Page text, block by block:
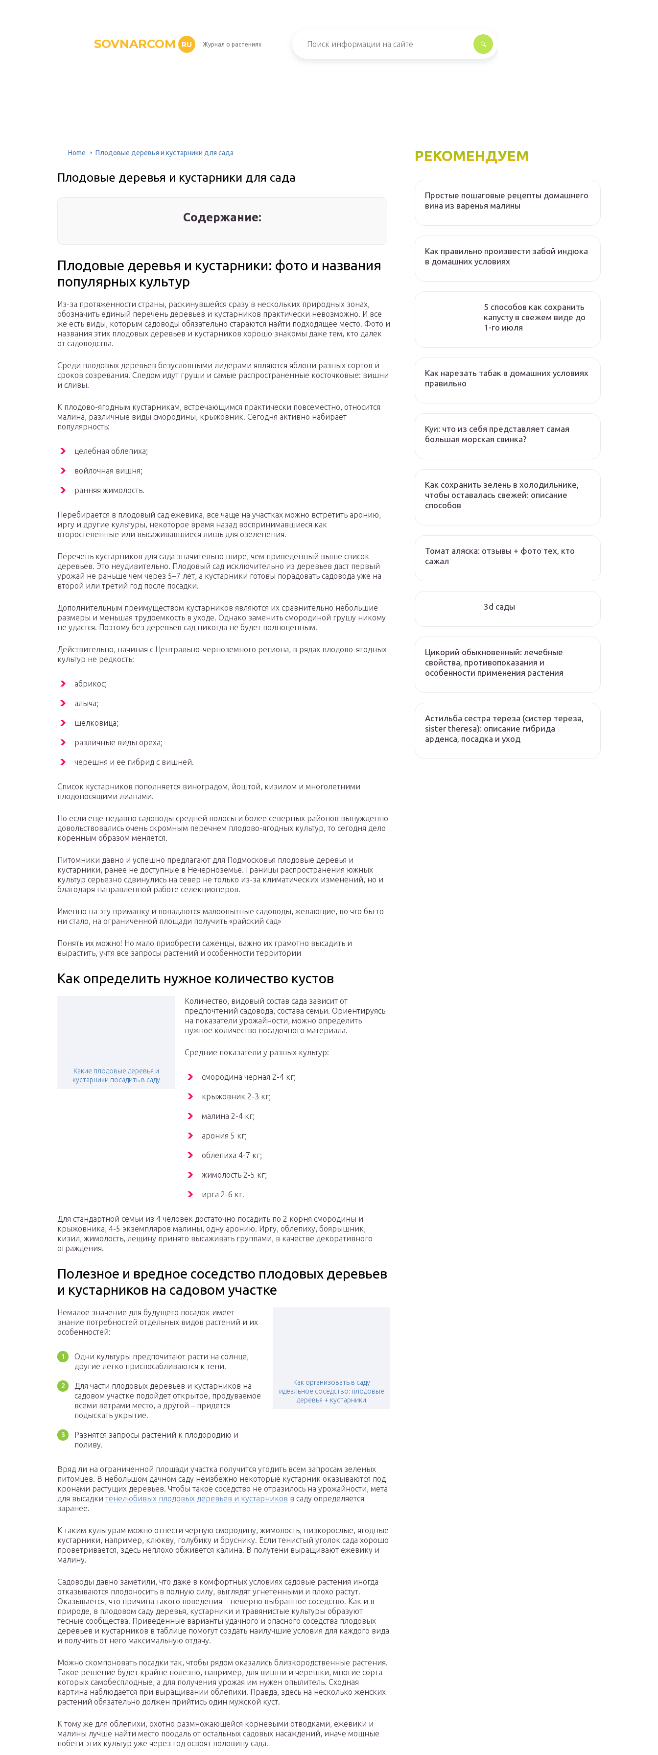
SOVNARCOM RU Журнал о растениях
Home Плодовые деревья и кустарники для сада
Плодовые деревья и кустарники для сада
Содержание:
Плодовые деревья и кустарники: фото и названия
популярных культур
Из-за протяженности страны, раскинувшейся сразу в нескольких природных зонах,
обозначить единый перечень деревьев и кустарников практически невозможно. И все
же есть виды, которым садоводы обязательно стараются найти подходящее место. Фото и
названия этих плодовых деревьев и кустарников хорошо знакомы даже тем, кто далек
от садоводства.
Среди плодовых деревьев безусловными лидерами являются яблони разных сортов и
сроков созревания. Следом идут груши и самые распространенные косточковые: вишни
и сливы.
К плодово-ягодным кустарникам, встречающимся практически повсеместно, относится
малина, различные виды смородины, крыжовник. Сегодня активно набирает
популярность:
целебная облепиха;
войлочная вишня;
ранняя жимолость.
Перебирается в плодовый сад ежевика, все чаще на участках можно встретить аронию,
иргу и другие культуры, некоторое время назад воспринимавшиеся как
второстепенные или высаживавшиеся лишь для озеленения.
Перечень кустарников для сада значительно шире, чем приведенный выше список
деревьев. Это неудивительно. Плодовый сад исключительно из деревьев даст первый
урожай не раньше чем через 5–7 лет, а кустарники готовы порадовать садовода уже на
второй или третий год после посадки.
Дополнительным преимуществом кустарников являются их сравнительно небольшие
размеры и меньшая трудоемкость в уходе. Однако заменить смородиной грушу никому
не удастся. Поэтому без деревьев сад никогда не будет полноценным.
Действительно, начиная с Центрально-черноземного региона, в рядах плодово-ягодных
культур не редкость:
абрикос;
алыча;
шелковица;
различные виды ореха;
черешня и ее гибрид с вишней.
Список кустарников пополняется виноградом, йоштой, кизилом и многолетними
плодоносящими лианами.
Но если еще недавно садоводы средней полосы и более северных районов вынужденно
довольствовались очень скромным перечнем плодово-ягодных культур, то сегодня дело
коренным образом меняется.
Питомники давно и успешно предлагают для Подмосковья плодовые деревья и
кустарники, ранее не доступные в Нечерноземье. Границы распространения южных
культур серьезно сдвинулись на север не только из-за климатических изменений, но и
благодаря направленной работе селекционеров.
Именно на эту приманку и попадаются малоопытные садоводы, желающие, во что бы то
ни стало, на ограниченной площади получить «райский сад»
Понять их можно! Но мало приобрести саженцы, важно их грамотно высадить и
вырастить, учтя все запросы растений и особенности территории
Как определить нужное количество кустов
Какие плодовые деревья и
кустарники посадить в саду
Количество, видовый состав сада зависит от
предпочтений садовода, состава семьи. Ориентируясь
на показатели урожайности, можно определить
нужное количество посадочного материала.
Средние показатели у разных культур:
смородина черная 2-4 кг;
крыжовник 2-3 кг;
малина 2-4 кг;
арония 5 кг;
облепиха 4-7 кг;
жимолость 2-5 кг;
ирга 2-6 кг.
Для стандартной семьи из 4 человек достаточно посадить по 2 корня смородины и
крыжовника, 4-5 экземпляров малины, одну аронию. Иргу, облепиху, боярышник,
кизил, жимолость, лещину принято высаживать группами, в качестве декоративного
ограждения.
Полезное и вредное соседство плодовых деревьев
и кустарников на садовом участке
Как организовать в саду
идеальное соседство: плодовые
деревья + кустарники
Немалое значение для будущего посадок имеет
знание потребностей отдельных видов растений и их
особенностей:
Одни культуры предпочитают расти на солнце,
другие легко приспосабливаются к тени.
Для части плодовых деревьев и кустарников на
садовом участке подойдет открытое, продуваемое
всеми ветрами место, а другой – придется
подыскать укрытие.
Разнятся запросы растений к плодородию и
поливу.
Вряд ли на ограниченной площади участка получится угодить всем запросам зеленых
питомцев. В небольшом дачном саду неизбежно некоторые кустарник оказываются под
кронами растущих деревьев. Чтобы такое соседство не отразилось на урожайности, мета
для высадки тенелюбивых плодовых деревьев и кустарников в саду определяется
заранее.
К таким культурам можно отнести черную смородину, жимолость, низкорослые, ягодные
кустарники, например, клюкву, голубику и бруснику. Если тенистый уголок сада хорошо
проветривается, здесь неплохо обживется калина. В полутени выращивают ежевику и
малину.
Садоводы давно заметили, что даже в комфортных условиях садовые растения иногда
отказываются плодоносить в полную силу, выглядят угнетенными и плохо растут.
Оказывается, что причина такого поведения – неверно выбранное соседство. Как и в
природе, в плодовом саду деревья, кустарники и травянистые культуры образуют
тесные сообщества. Приведенные варианты удачного и опасного соседства плодовых
деревьев и кустарников в таблице помогут создать наилучшие условия для каждого вида
и получить от него максимальную отдачу.
Можно скомпоновать посадки так, чтобы рядом оказались близкородственные растения.
Такое решение будет крайне полезно, например, для вишни и черешки, многие сорта
которых самобесплодные, а для получения урожая им нужен опылитель. Сходная
картина наблюдается при выращивании облепихи. Правда, здесь на несколько женских
растений обязательно должен прийтись один мужской куст.
К тому же для облепихи, охотно размножающейся корневыми отводками, ежевики и
малины лучше найти место поодаль от остальных садовых насаждений, иначе мощные
побеги этих культур уже через год освоят половину сада.
РЕКОМЕНДУЕМ
Простые пошаговые рецепты домашнего
вина из варенья малины
Как правильно произвести забой индюка
в домашних условиях
5 способов как сохранить
капусту в свежем виде до
1-го июля
Как нарезать табак в домашних условиях
правильно
Куи: что из себя представляет самая
большая морская свинка?
Как сохранить зелень в холодильнике,
чтобы оставалась свежей: описание
способов
Томат аляска: отзывы + фото тех, кто
сажал
3d сады
Цикорий обыкновенный: лечебные
свойства, противопоказания и
особенности применения растения
Астильба сестра тереза (систер тереза,
sister theresa): описание гибрида
арденса, посадка и уход